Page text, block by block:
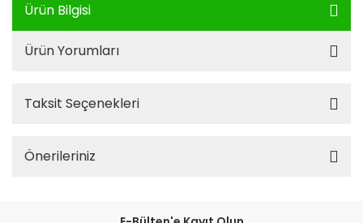
Ürün Bilgisi
Ürün Yorumları
Taksit Seçenekleri
Önerileriniz